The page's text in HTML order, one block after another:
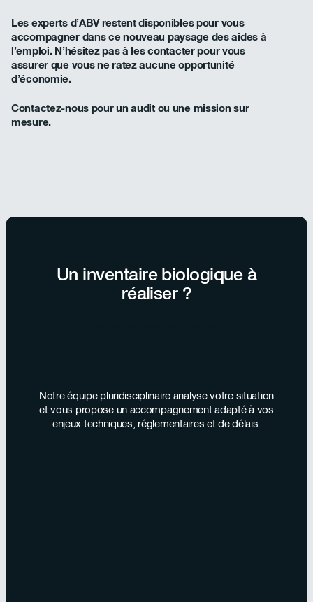
Les experts d’ABV restent disponibles pour vous
accompagner dans ce nouveau paysage des aides à
l’emploi. N’hésitez pas à les contacter pour vous
assurer que vous ne ratez aucune opportunité
d’économie.
Contactez-nous pour un audit ou une mission sur
mesure.
Un inventaire biologique à
réaliser ?
Échanger avec nos équipes
Notre équipe pluridisciplinaire analyse votre situation
et vous propose un accompagnement adapté à vos
enjeux techniques, réglementaires et de délais.